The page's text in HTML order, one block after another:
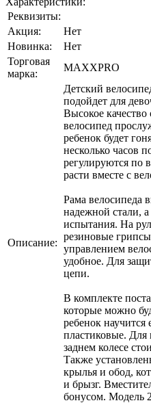
Реквизиты:
Акция:
Нет
Новинка:
Нет
Торговая
марка:
MAXXPRO
Описание:
Детский
подойдет для
Высокое качество
велосипед
ребенок будет
несколько часов
регулируются по
расти вместе с
Рама велосипеда
надежной стали,
испытания. На
резиновые
управлением
удобное. Для
цепи.
В комплекте
которые можно
ребенок научится
пластиковые.
заднем колесе
Также
крылья и обод,
и брызг.
бонусом. Модель